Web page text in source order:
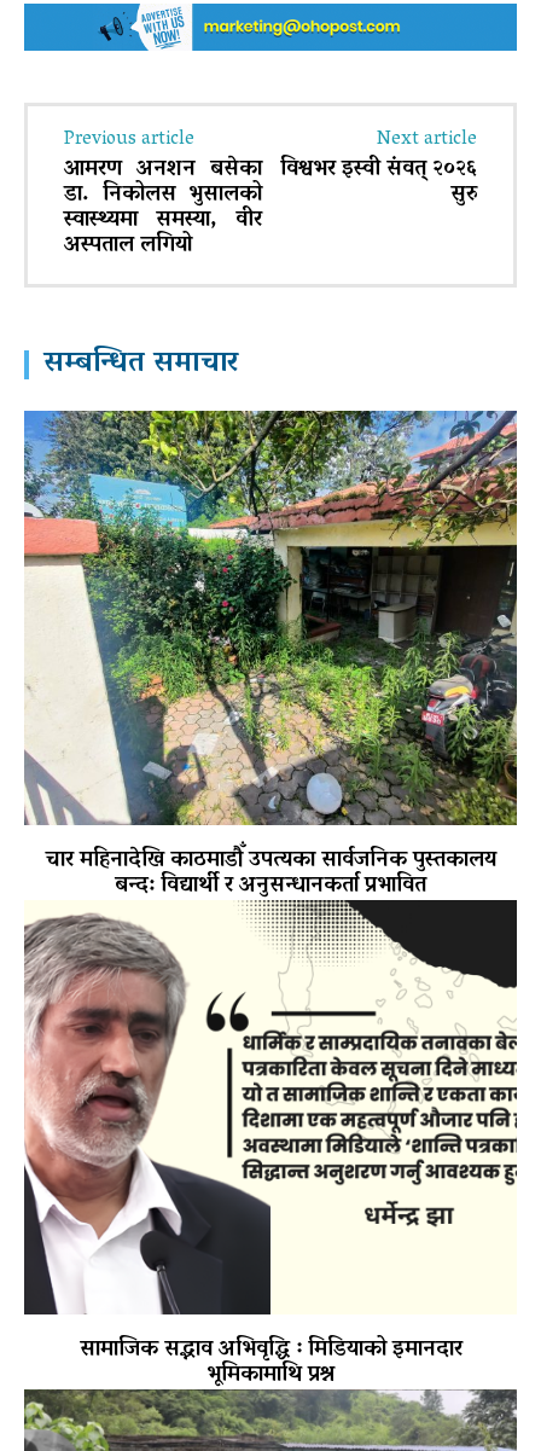
Previous article
आमरण अनशन बसेका
डा. निकोलस भुसालको
स्वास्थ्यमा समस्या, वीर
अस्पताल लगियो
Next article
विश्वभर इस्वी संवत् २०२६
सुरु
सम्बन्धित समाचार
चार महिनादेखि काठमाडौँ उपत्यका सार्वजनिक पुस्तकालय
बन्द: विद्यार्थी र अनुसन्धानकर्ता प्रभावित
सामाजिक सद्भाव अभिवृद्धि ः मिडियाको इमानदार
भूमिकामाथि प्रश्न